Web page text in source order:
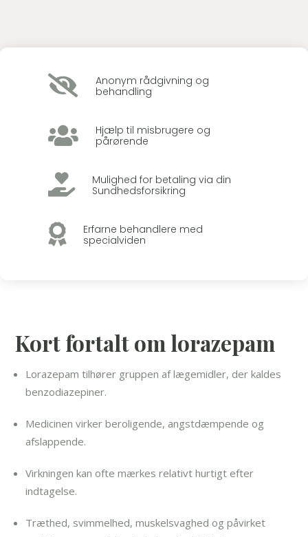

Anonym rådgivning og
behandling

Hjælp til misbrugere og
pårørende

Mulighed for betaling via din
Sundhedsforsikring

Erfarne behandlere med
specialviden
Kort fortalt om lorazepam
Lorazepam tilhører gruppen af lægemidler, der kaldes
benzodiazepiner.
Medicinen virker beroligende, angstdæmpende og
afslappende.
Virkningen kan ofte mærkes relativt hurtigt efter
indtagelse.
Træthed, svimmelhed, muskelsvaghed og påvirket